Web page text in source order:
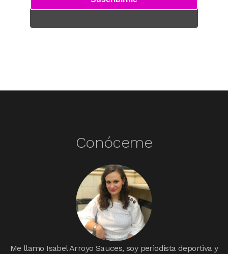
Conóceme
Me llamo Isabel Arroyo Sauces, soy periodista deportiva y